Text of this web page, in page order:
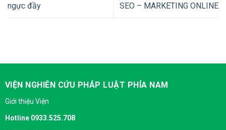
ngực đầy
SEO – MARKETING ONLINE
VIỆN NGHIÊN CỨU PHÁP LUẬT PHÍA NAM
Giới thiệu Viện
Hotline 0933.525.708